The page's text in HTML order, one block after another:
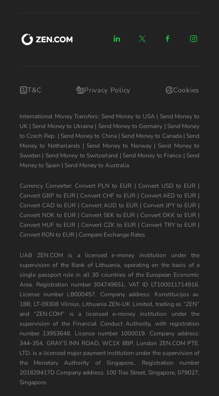
T&C Privacy Policy Cookies
International Money Transfers: Send Money to USA| Send Money to
UK | Send Money to Ukraine | Send Money to Germany | Send Money
to Czech Rep. | Send Money to China| Send Money to Canada| Send
Money to Netherlands | Send Money to Norway| Send Money to
Sweden | Send Money to Switzerland | Send Money to France | Send
Money to Spain | Send Money to Australia
Currency Converter:Convert PLN to EUR | Convert USD to EUR|
Convert GBP to EUR|Convert CHF to EUR| Convert AED to EUR |
Convert CAD to EUR | Convert AUD to EUR | Convert JPY to EUR |
Convert NOK to EUR| Convert SEK to EUR |Convert DKK to EUR |
Convert HUF to EUR | Convert CZK to EUR |Convert TRY to EUR|
Convert RON to EUR | Compare Exchange Rates
UAB ZEN.COM is a licensed e-money institution under the
supervision of the Bank of Lithuania, operating on the basis of a
single passport rule in all 30 countries of the European Economic
Area. Registration number 304749651, VAT ID LT100011714916.
License number LB000457. Company address: Konstitucijos av.
18B, LT-09308 Vilnius, Lithuania ZEN-UK Limited, trading as “ZEN”
and “ZEN.COM” is a licensed e-money institution under the
supervision of the Financial Conduct Authority, with registration
number 13953648. License number 1000019. Company address:
344-354, GRAY’S INN ROAD, WC1X 8BP, London ZEN.COM PTE.
LTD. is a licensed major payment institution under the supervision of
the Monetary Authority of Singapore,. Registration number
201829417D Company address: 100 Tras Street, Singapore, 079027,
Singapore.